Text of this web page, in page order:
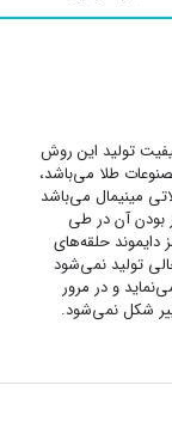
تولید این روش
طلا می‌باشد،
مینیمال می‌باشد
بودن آن در طی
دایموند حلقه‌های
تولید نمی‌شود
و در مرور
شکل نمی‌شود.